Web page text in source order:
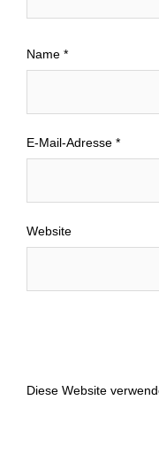
Name *
E-Mail-Adresse *
Website
Diese Website